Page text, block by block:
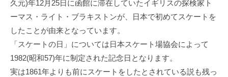
久元)年12月25日に函館に滞在していたイギリスの探検家ト
ーマス・ライト・ブラキストンが、日本で初めてスケートを
したことが由来となっています。
「スケートの日」については日本スケート場協会によって
1982(昭和57)年に制定された記念日となります。
実は1861年よりも前にスケートをしたとされている説も残っ